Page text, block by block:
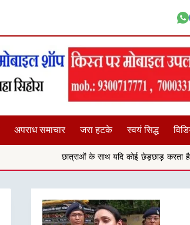
अपराध समाचार जरा हटके स्वयं सिद्ध
छात्राओं के साथ यदि कोई छेड़छाड़ करता है तो निडर होकर